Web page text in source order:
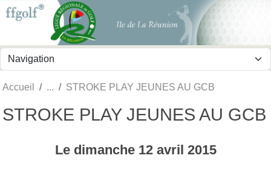
Accueil STROKE PLAY JEUNES AU GCB
STROKE PLAY JEUNES AU GCB
Le dimanche 12 avril 2015
Panneau de gestion des cookies